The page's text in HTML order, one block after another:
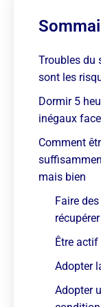
Troubles du
sont les
Dormir 5
inégaux
Comment
mais bien
Faire
récupérer
Être actif
Adopter
Adopter